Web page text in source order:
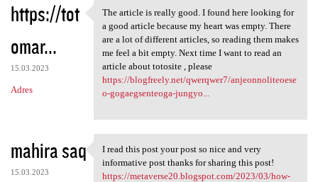
https://tot
omar...
15.03.2023
Adres
The article is really good. I
The article is really good. I found here looking for
a good article because my heart was empty. There
are a lot of different articles, so reading them makes
me feel a bit empty. Next time I want to read an
article about totosite , please
https://blogfreely.net/qwerqwer7/anjeonnoliteoese
o-gogaegsenteoga-jungyo...
mahira saq
15.03.2023
I read this post your post so
I read this post your post so nice and very
informative post thanks for sharing this post!
https://metaverse20.blogspot.com/2023/03/how-